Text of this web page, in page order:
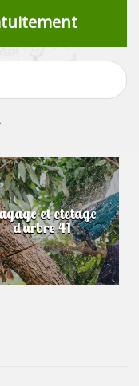
et etetage
d'arbre 41